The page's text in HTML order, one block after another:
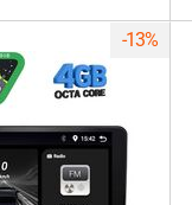
-13%